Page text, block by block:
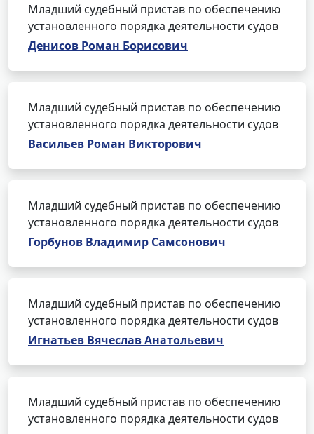
Младший судебный пристав по обеспечению
установленного порядка деятельности судов
Денисов Роман Борисович
Младший судебный пристав по обеспечению
установленного порядка деятельности судов
Васильев Роман Викторович
Младший судебный пристав по обеспечению
установленного порядка деятельности судов
Горбунов Владимир Самсонович
Младший судебный пристав по обеспечению
установленного порядка деятельности судов
Игнатьев Вячеслав Анатольевич
Младший судебный пристав по обеспечению
установленного порядка деятельности судов